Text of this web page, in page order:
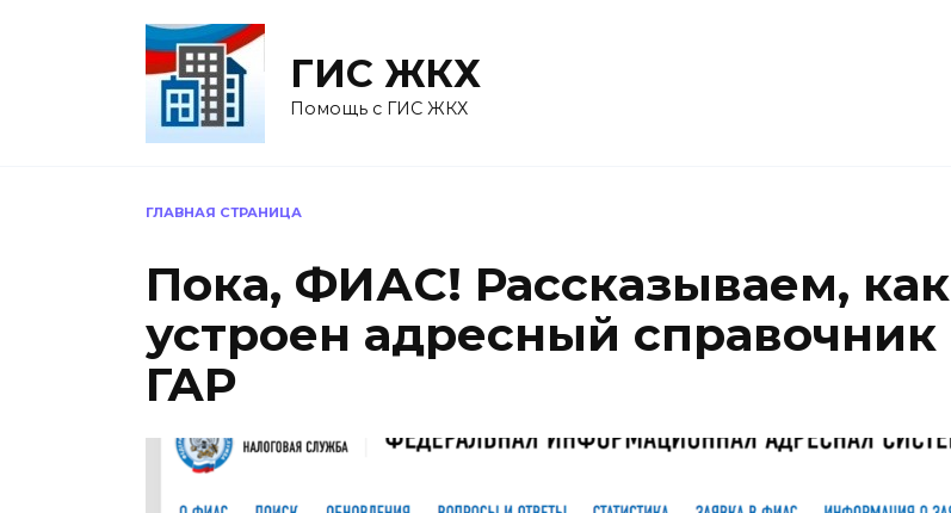
ГИС ЖКХ
Помощь с ГИС ЖКХ
ГЛАВНАЯ СТРАНИЦА
Пока, ФИАС! Рассказываем, как
устроен адресный справочник
ГАР